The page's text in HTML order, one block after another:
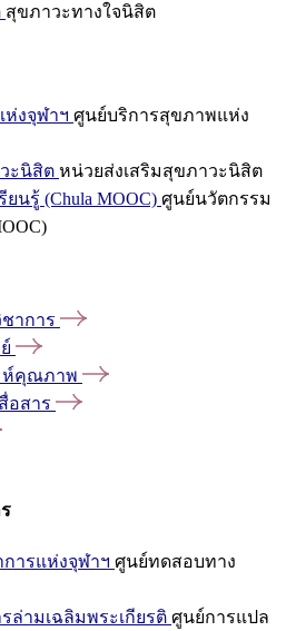
สุขภาวะทางใจนิสิต
งจุฬาฯ ศูนย์บริการสุขภาพแห่ง
ะนิสิต หน่วยส่งเสริมสุขภาวะนิสิต
นรู้ (Chula MOOC) ศูนย์นวัตกรรม
าการ
ห์คุณภาพ
อสาร
ารแห่งจุฬาฯ ศูนย์ทดสอบทาง
ล่ามเฉลิมพระเกียรติ ศูนย์การแปล